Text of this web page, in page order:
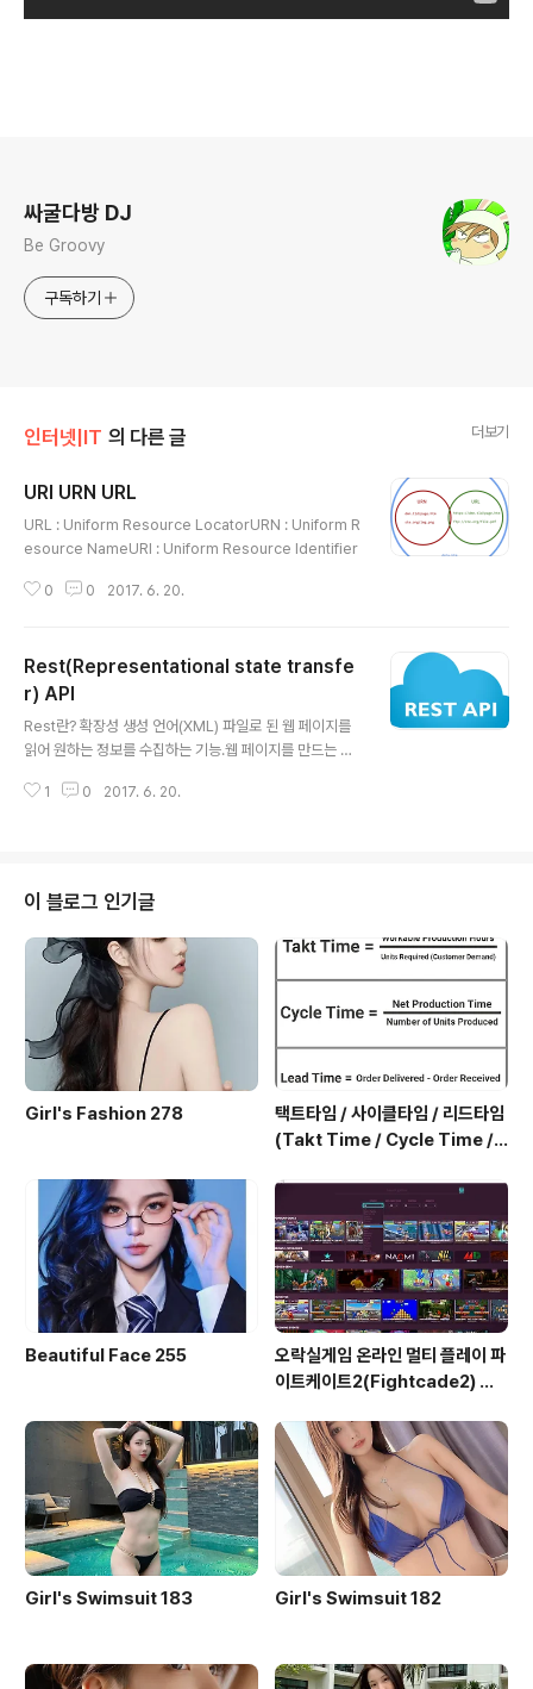
싸굴다방 DJ
Be Groovy
구독하기
인터넷|IT 의 다른 글 더보기
URI URN URL
URL : Uniform Resource LocatorURN : Uniform R
esource NameURI : Uniform Resource Identifier
0 0 2017. 6. 20.
Rest(Representational state transfe
r) API
Rest란? 확장성 생성 언어(XML) 파일로 된 웹 페이지를
읽어 원하는 정보를 수집하는 기능.웹 페이지를 만드는 사
RL만 알면 웹 브라우저로 읽어 정보를 얻을 수 있다.하이퍼
RSS(RDF Site Summary)의 정보 편집 기능과 유사하
다.RSS는 자원 기술 개념(RDF)을 사용한다. Rest(Repr
esentational state transfer)를 있는 그대로 해석하면
표현을 통한 상태의 전이 라고 할수 있다. 여기서 표현이란
Http 요청 메시지와 거기에 해당하는 리소..
1 0 2017. 6. 20.
이 블로그 인기글
Girl's Fashion 278
택트타임 / 사이클타임 / 리드타임
(Takt Time / Cycle Time / L
Beautiful Face 255
오락실게임 온라인 멀티 플레이 파
이트케이트2(Fightcade2) 설
Girl's Swimsuit 183 Girl's Swimsuit 182